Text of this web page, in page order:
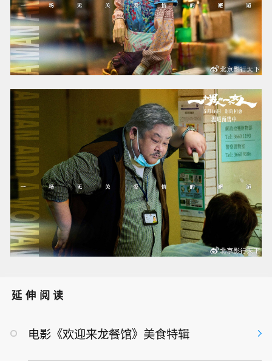
延伸阅读
电影《欢迎来龙餐馆》美食特辑